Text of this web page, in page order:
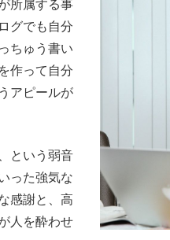
所属する事
グでも自分
ちゅう書い
作って自分
アピールが
という弱音
った強気な
感謝と、高
人を酔わせ